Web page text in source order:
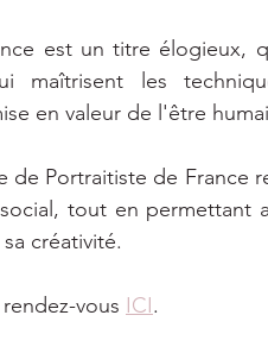
est un titre élogieux,
maîtrisent les
en valeur de l'être
de Portraitiste de France
tout en permettant
créativité.
vous ICI.